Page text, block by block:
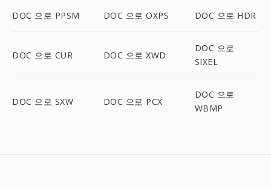
DOC 으로 PPSM DOC 으로 OXPS DOC 으로 HDR
DOC 으로 CUR DOC 으로 XWD
DOC 으로
SIXEL
DOC 으로 SXW DOC 으로 PCX
DOC 으로
WBMP